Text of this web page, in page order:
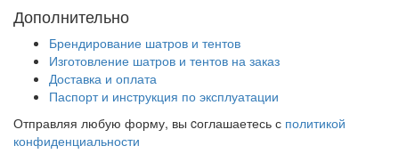
Дополнительно
Брендирование шатров и тентов
Изготовление шатров и тентов на заказ
Доставка и оплата
Паспорт и инструкция по эксплуатации
Отправляя любую форму, вы cоглашаетесь с политикой
конфиденциальности